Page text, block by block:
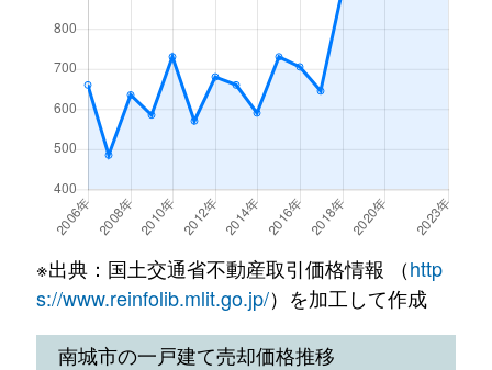
※出典：国土交通省不動産取引価格情報 （http
s://www.reinfolib.mlit.go.jp/）を加工して作成
南城市の一戸建て売却価格推移